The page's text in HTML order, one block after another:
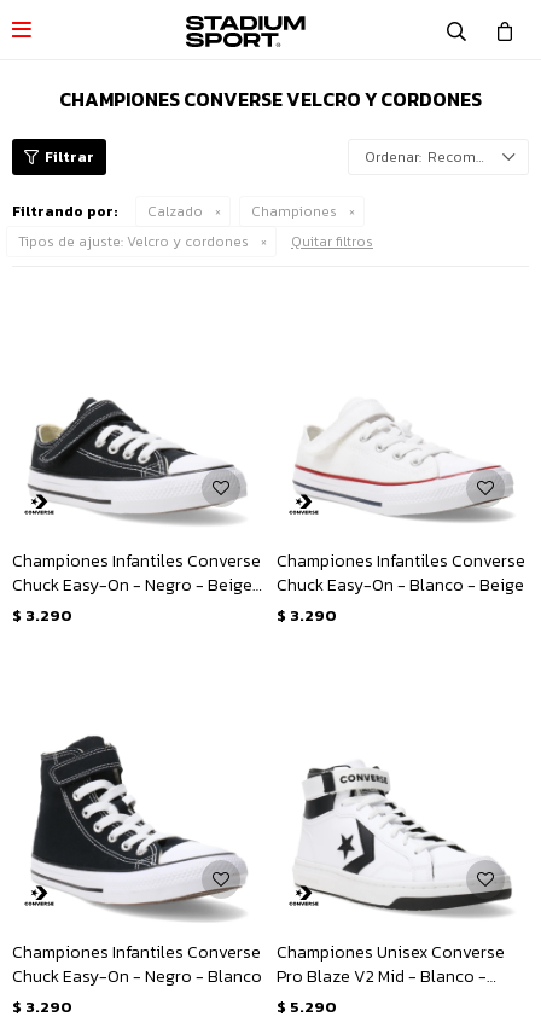

CHAMPIONES CONVERSE VELCRO Y CORDONES
Recomendados
Filtrando por: Calzado
Championes
Tipos de ajuste: Velcro y cordones Quitar filtros
Championes Infantiles Converse
Chuck Easy-On - Negro - Beige -
Blanco
$ 3.290
Championes Infantiles Converse
Chuck Easy-On - Blanco - Beige
$ 3.290
Championes Infantiles Converse
Chuck Easy-On - Negro - Blanco
$ 3.290
Championes Unisex Converse
Pro Blaze V2 Mid - Blanco -
Negro
$ 5.290